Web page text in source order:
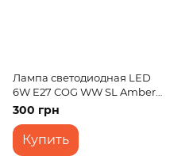
Лампа светодиодная LED
6W E27 COG WW SL Amber
220V
300 грн
Купить